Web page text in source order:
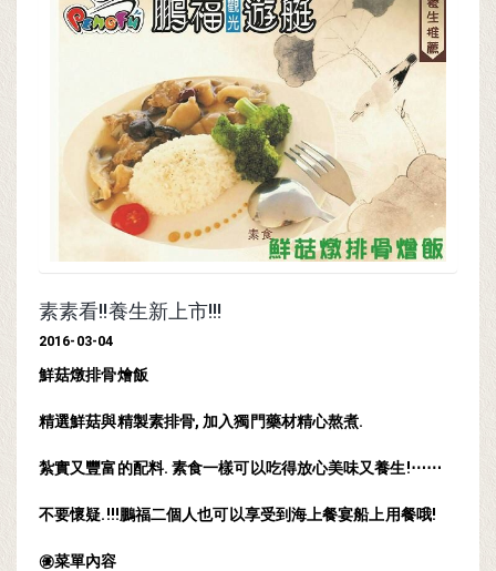
素素看!!養生新上市!!!
2016-03-04
鮮菇燉排骨燴飯
精選鮮菇與精製素排骨, 加入獨門藥材精心熬煮.
紮實又豐富的配料. 素食一樣可以吃得放心美味又養生!⋯⋯
不要懷疑.!!!鵬福二個人也可以享受到海上餐宴船上用餐哦!
㊝菜單內容